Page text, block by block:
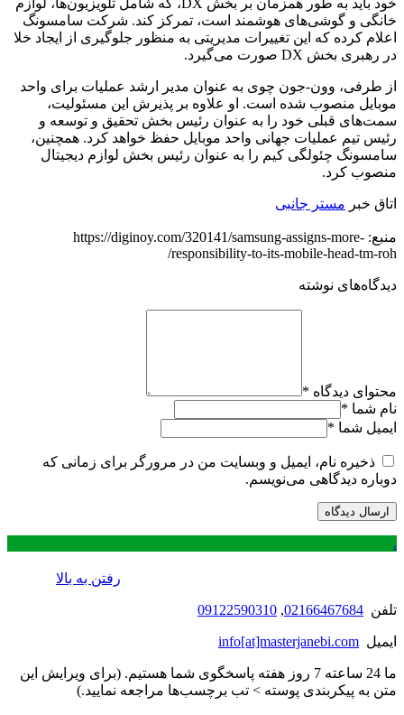
خانگی و گوشی‌های هوشمند است، تمرکز کند. شرکت سامسونگ
اعلام کرده که این تغییرات مدیریتی به منظور جلوگیری از ایجاد خلا
در رهبری بخش DX صورت می‌گیرد.
از طرفی، وون-جون چوی به عنوان مدیر ارشد عملیات برای واحد
موبایل منصوب شده است. او علاوه بر پذیرش این مسئولیت،
سمت‌های قبلی خود را به عنوان رئیس بخش تحقیق و توسعه و
رئیس تیم عملیات جهانی واحد موبایل حفظ خواهد کرد. همچنین،
سامسونگ چئولگی کیم را به عنوان رئیس بخش لوازم دیجیتال
منصوب کرد.
اتاق خبر مستر جانبی
منبع: https://diginoy.com/320141/samsung-assigns-more-
responsibility-to-its-mobile-head-tm-roh/
دیدگاه‌های نوشته
محتوای دیدگاه *
نام شما *
ایمیل شما *
ذخیره نام، ایمیل و وبسایت من در مرورگر برای زمانی که
دوباره دیدگاهی می‌نویسم.
.
رفتن به بالا
تلفن 02166467684
,
09122590310
ایمیل info[at]masterjanebi.com
ما 24 ساعته 7 روز هفته پاسخگوی شما هستیم. (برای ویرایش این
متن به پیکربندی پوسته > تب برچسب‌ها مراجعه نمایید.)